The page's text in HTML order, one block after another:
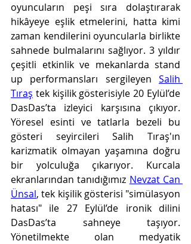
oyuncuların peşi sıra dolaştırarak
hikâyeye eşlik etmelerini, hatta kimi
zaman kendilerini oyuncularla birlikte
sahnede bulmalarını sağlıyor. 3 yıldır
çeşitli etkinlik ve mekanlarda stand
up performansları sergileyen Salih
Tıraş tek kişilik gösterisiyle 20 Eylül’de
DasDas’ta izleyici karşısına çıkıyor.
Yöresel esinti ve tatlarla bezeli bu
gösteri seyircileri Salih Tıraş'ın
karizmatik olmayan yaşamına doğru
bir yolculuğa çıkarıyor. Kurcala
ekranlarından tanıdığımız Nevzat Can
Ünsal, tek kişilik gösterisi "simülasyon
hatası" ile 27 Eylül’de ironik dilini
DasDas’ta sahneye taşıyor.
Yönetilmekte olan medyatik